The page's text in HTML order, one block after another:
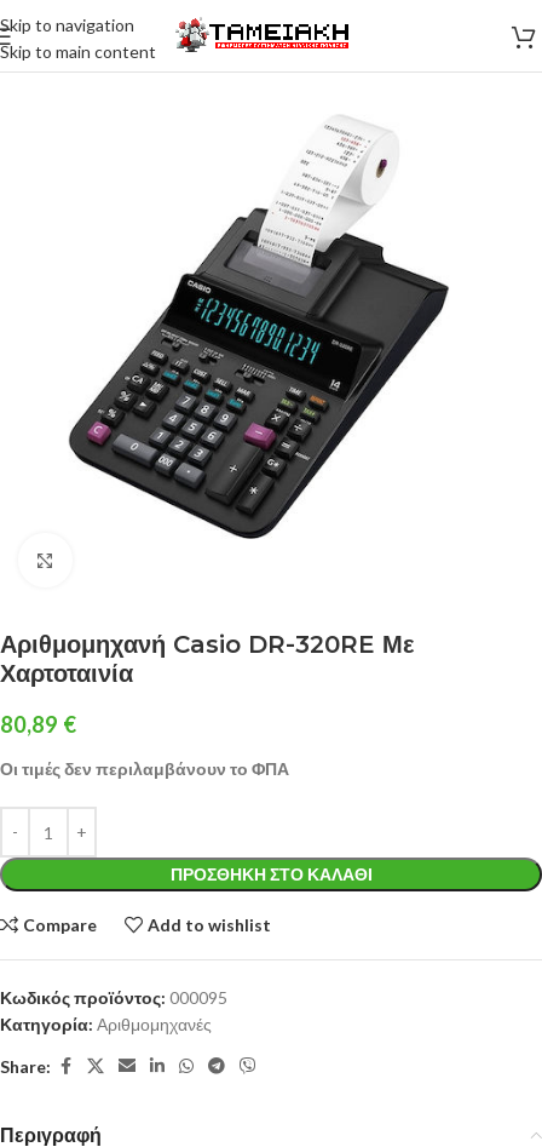
Skip to navigation
Skip to main content
Αριθμομηχανή Casio DR-320RE Με
Χαρτοταινία
80,89 €
Οι τιμές δεν περιλαμβάνουν το ΦΠΑ
ΠΡΟΣΘΉΚΗ ΣΤΟ ΚΑΛΆΘΙ
Compare Add to wishlist
Κωδικός προϊόντος: 000095
Κατηγορία: Αριθμομηχανές
Share:
Περιγραφή